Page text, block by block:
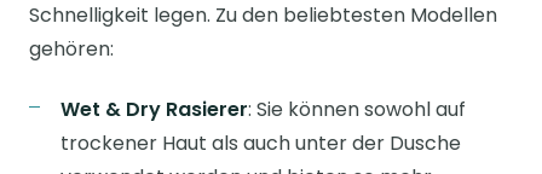
Schnelligkeit legen. Zu den beliebtesten Modellen
gehören:
Wet & Dry Rasierer: Sie können sowohl auf
trockener Haut als auch unter der Dusche